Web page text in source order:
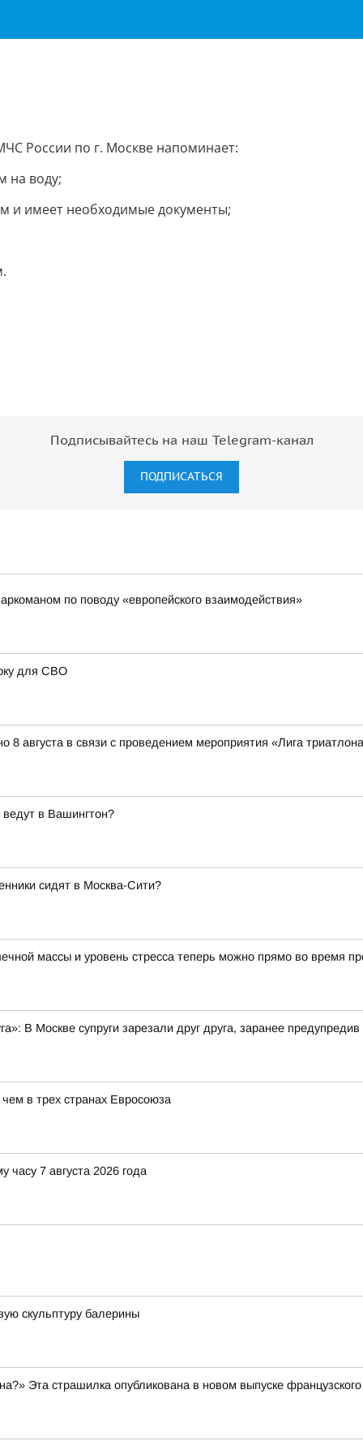
России по г. Москве напоминает:
на воду;
и имеет необходимые документы;
Подписывайтесь на наш Telegram-канал
ПОДПИСАТЬСЯ
по поводу «европейского взаимодействия»
для СВО
8 августа в связи с проведением мероприятия «Лига
в Вашингтон?
сидят в Москва-Сити?
массы и уровень стресса теперь можно прямо во время
В Москве супруги зарезали друг друга, заранее
в трех странах Евросоюза
часу 7 августа 2026 года
скульптуру балерины
Эта страшилка опубликована в новом выпуске